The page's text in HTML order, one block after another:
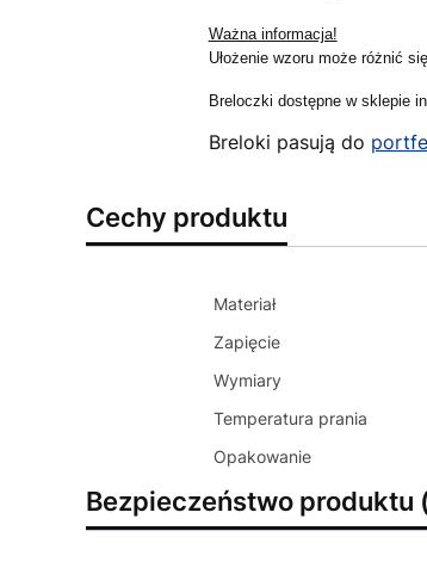
Ważna informacja!
Ułożenie wzoru może różnić
Breloczki dostępne w sklepie
Breloki pasują do
Cechy produktu
Materiał
Zapięcie
Wymiary
Temperatura prania
Opakowanie
Bezpieczeństwo produktu